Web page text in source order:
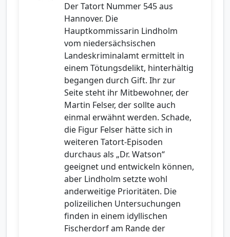
Der Tatort Nummer 545 aus
Hannover. Die
Hauptkommissarin Lindholm
vom niedersächsischen
Landeskriminalamt ermittelt in
einem Tötungsdelikt, hinterhältig
begangen durch Gift. Ihr zur
Seite steht ihr Mitbewohner, der
Martin Felser, der sollte auch
einmal erwähnt werden. Schade,
die Figur Felser hätte sich in
weiteren Tatort-Episoden
durchaus als „Dr. Watson“
geeignet und entwickeln können,
aber Lindholm setzte wohl
anderweitige Prioritäten. Die
polizeilichen Untersuchungen
finden in einem idyllischen
Fischerdorf am Rande der